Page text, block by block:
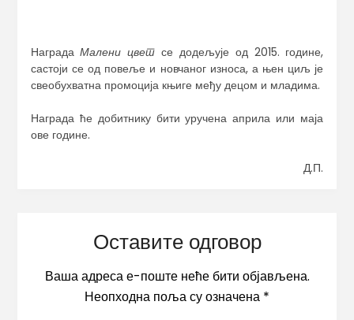
НаградаМалени цвет се додељује од 2015. године,
састоји се од повеље и новчаног износа, а њен циљ је
свеобухватна промоција књиге међу децом и младима.
Награда ће добитнику бити уручена априла или маја
ове године.
Д.П.
Оставите одговор
Ваша адреса е-поште неће бити објављена.
Неопходна поља су означена *